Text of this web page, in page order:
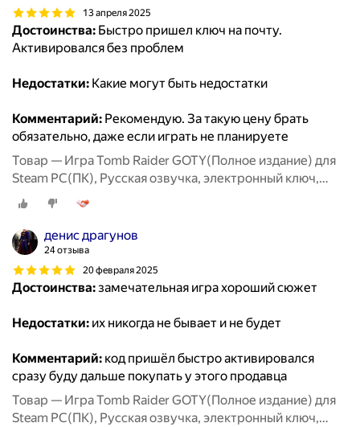
13 апреля 2025
Достоинства: Быстро пришел ключ на почту.
Активировался без проблем
Недостатки: Какие могут быть недостатки
Комментарий: Рекомендую. За такую цену брать
обязательно, даже если играть не планируете
Товар — Игра Tomb Raider GOTY(Полное издание) для
Steam PC(ПК), Русская озвучка, электронный ключ,
СНГ, кроме РФ и РБ
денис драгунов
24 отзыва
20 февраля 2025
Достоинства:замечательная игра хороший сюжет
Недостатки: их никогда не бывает и не будет
Комментарий: код пришёл быстро активировался
сразу буду дальше покупать у этого продавца
Товар — Игра Tomb Raider GOTY(Полное издание) для
Steam PC(ПК), Русская озвучка, электронный ключ,